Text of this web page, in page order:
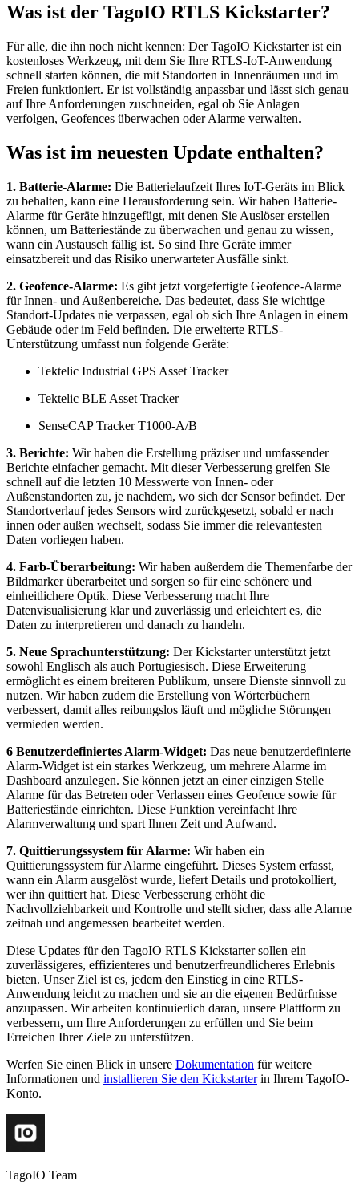
Was ist der TagoIO RTLS Kickstarter?
Für alle, die ihn noch nicht kennen: Der TagoIO Kickstarter ist ein
kostenloses Werkzeug, mit dem Sie Ihre RTLS-IoT-Anwendung
schnell starten können, die mit Standorten in Innenräumen und im
Freien funktioniert. Er ist vollständig anpassbar und lässt sich genau
auf Ihre Anforderungen zuschneiden, egal ob Sie Anlagen
verfolgen, Geofences überwachen oder Alarme verwalten.
Was ist im neuesten Update enthalten?
1. Batterie-Alarme: Die Batterielaufzeit Ihres IoT-Geräts im Blick
zu behalten, kann eine Herausforderung sein. Wir haben Batterie-
Alarme für Geräte hinzugefügt, mit denen Sie Auslöser erstellen
können, um Batteriestände zu überwachen und genau zu wissen,
wann ein Austausch fällig ist. So sind Ihre Geräte immer
einsatzbereit und das Risiko unerwarteter Ausfälle sinkt.
2. Geofence-Alarme: Es gibt jetzt vorgefertigte Geofence-Alarme
für Innen- und Außenbereiche. Das bedeutet, dass Sie wichtige
Standort-Updates nie verpassen, egal ob sich Ihre Anlagen in einem
Gebäude oder im Feld befinden. Die erweiterte RTLS-
Unterstützung umfasst nun folgende Geräte:
Tektelic Industrial GPS Asset Tracker
Tektelic BLE Asset Tracker
SenseCAP Tracker T1000-A/B
3. Berichte: Wir haben die Erstellung präziser und umfassender
Berichte einfacher gemacht. Mit dieser Verbesserung greifen Sie
schnell auf die letzten 10 Messwerte von Innen- oder
Außenstandorten zu, je nachdem, wo sich der Sensor befindet. Der
Standortverlauf jedes Sensors wird zurückgesetzt, sobald er nach
innen oder außen wechselt, sodass Sie immer die relevantesten
Daten vorliegen haben.
4. Farb-Überarbeitung: Wir haben außerdem die Themenfarbe der
Bildmarker überarbeitet und sorgen so für eine schönere und
einheitlichere Optik. Diese Verbesserung macht Ihre
Datenvisualisierung klar und zuverlässig und erleichtert es, die
Daten zu interpretieren und danach zu handeln.
5. Neue Sprachunterstützung: Der Kickstarter unterstützt jetzt
sowohl Englisch als auch Portugiesisch. Diese Erweiterung
ermöglicht es einem breiteren Publikum, unsere Dienste sinnvoll zu
nutzen. Wir haben zudem die Erstellung von Wörterbüchern
verbessert, damit alles reibungslos läuft und mögliche Störungen
vermieden werden.
6 Benutzerdefiniertes Alarm-Widget: Das neue benutzerdefinierte
Alarm-Widget ist ein starkes Werkzeug, um mehrere Alarme im
Dashboard anzulegen. Sie können jetzt an einer einzigen Stelle
Alarme für das Betreten oder Verlassen eines Geofence sowie für
Batteriestände einrichten. Diese Funktion vereinfacht Ihre
Alarmverwaltung und spart Ihnen Zeit und Aufwand.
7. Quittierungssystem für Alarme: Wir haben ein
Quittierungssystem für Alarme eingeführt. Dieses System erfasst,
wann ein Alarm ausgelöst wurde, liefert Details und protokolliert,
wer ihn quittiert hat. Diese Verbesserung erhöht die
Nachvollziehbarkeit und Kontrolle und stellt sicher, dass alle Alarme
zeitnah und angemessen bearbeitet werden.
Diese Updates für den TagoIO RTLS Kickstarter sollen ein
zuverlässigeres, effizienteres und benutzerfreundlicheres Erlebnis
bieten. Unser Ziel ist es, jedem den Einstieg in eine RTLS-
Anwendung leicht zu machen und sie an die eigenen Bedürfnisse
anzupassen. Wir arbeiten kontinuierlich daran, unsere Plattform zu
verbessern, um Ihre Anforderungen zu erfüllen und Sie beim
Erreichen Ihrer Ziele zu unterstützen.
Werfen Sie einen Blick in unsere Dokumentation für weitere
Informationen und installieren Sie den Kickstarterin Ihrem TagoIO-
Konto.
TagoIO Team